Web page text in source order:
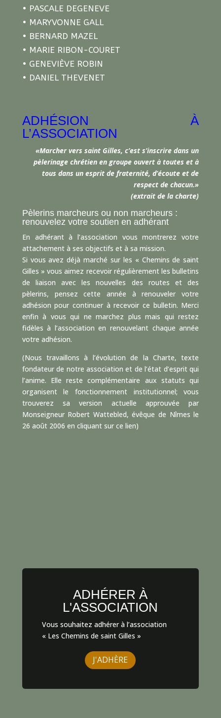
• PASCALE DEGENEVE
• MARYVONNE GALL
• BERNARD MAZEL
• MARIE RIBON-COURET
• GENEVIÈVE ROBIN
• DANIEL THEVENET
ADHÉSION À
L’ASSOCIATION
«Marcher vers saint Gilles, c’est s’inscrire dans un
pèlerinage chrétien en groupe ouvert à toutes et à
tous dans un esprit de fraternité, d’écoute et de
respect de chacun.»
(extrait de la charte)
Pèlerins marcheurs ou non marcheurs :
renouvelez votre soutien en adhérant
En adhérant à l’association vous montrerez votre
attachement à ses objectifs et à sa mission.
Si vous avez déjà marché sur les « Chemins de saint
Gilles » vous aimez recevoir régulièrement les bulletins
de liaison avec les nouvelles des routes et des
pèlerins, pensez cette année à renouveler votre
adhésion pour continuer à recevoir ce bulletin. Merci
enfin à vous qui ne marchez plus mais qui restez
fidèles à l’association en renouvelant chaque année
votre adhésion.
(Nous travaillons à l’évolution de la Charte, texte
fondateur de notre association et de l’état d’esprit qui
l’anime. Elle reste complémentaire aux statuts qui
organisent le fonctionnement institutionnel; vous
trouverez sa version actuelle approuvée par
Monseigneur Robert Wattebled, évêque de Nîmes le
26 août 2006 en cliquant sur ce lien)
ADHÉRER À
L'ASSOCIATION
Vous souhaitez adhérer à l’association
« Les Chemins de saint Gilles »
J'ADHÈRE